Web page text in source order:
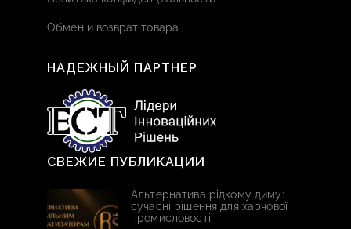
Обмен и возврат товара
НАДЕЖНЫЙ ПАРТНЕР
СВЕЖИЕ ПУБЛИКАЦИИ
Альтернатива рідкому диму:
сучасні рішення для харчової
промисловості